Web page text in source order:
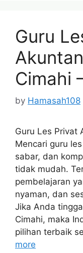
Guru
Cimahi
by Hamasah108
Guru Les Privat
Mencari guru
sabar, dan
tidak mudah.
pembelajaran
nyaman, dan
Jika Anda
Cimahi, maka
pilihan terbaik
more